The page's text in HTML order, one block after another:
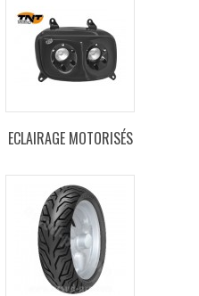
ECLAIRAGE MOTORISÉS